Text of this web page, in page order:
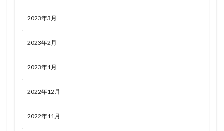
2023年3月
2023年2月
2023年1月
2022年12月
2022年11月